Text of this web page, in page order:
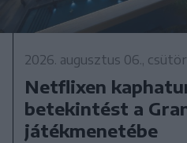
2026. augusztus 06.,
Netflixen
betekintést a
játékmenetébe